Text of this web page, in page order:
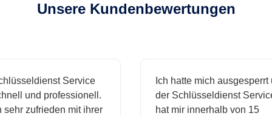
Unsere Kundenbewertungen
Service
und professionell.
zufrieden mit ihrer
Ich hatte mich ausgesperrt und
der Schlüsseldienst Service
hat mir innerhalb von 15